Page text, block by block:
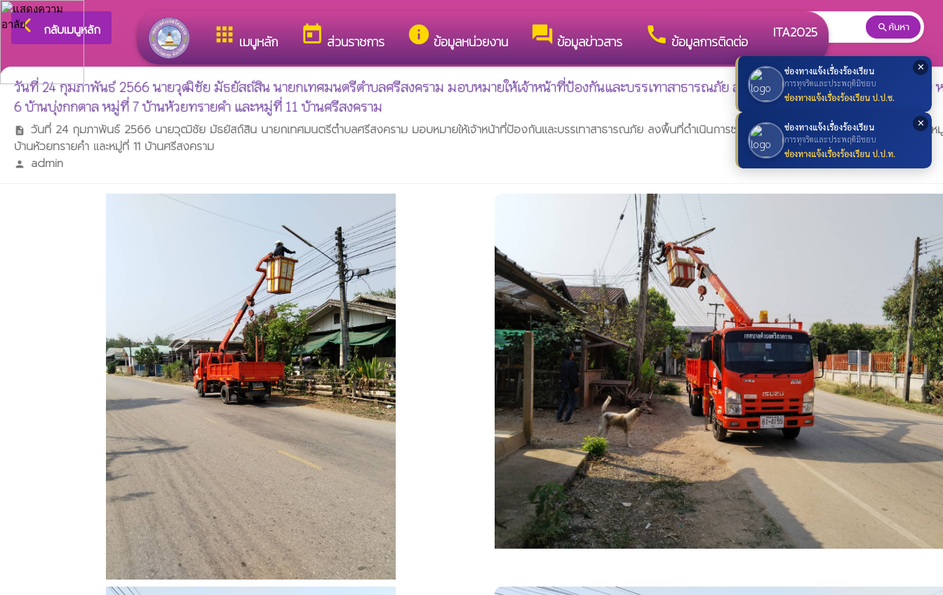
✕
ช่องทางแจ้งเรื่องร้องเรียน
การทุจริตและประพฤติมิชอบ
ช่องทางแจ้งเรื่องร้องเรียน ป.ป.ช.
✕
ช่องทางแจ้งเรื่องร้องเรียน
การทุจริตและประพฤติมิชอบ
ช่องทางแจ้งเรื่องร้องเรียน ป.ป.ท.
appsเมนูหลัก todayส่วนราชการ infoข้อมูลหน่วยงาน forumข้อมูลข่าวสาร callข้อมูลการติดต่อ
ITA2025
arrow_back_ios กลับเมนูหลัก ยินดีต้อนรับสู่เว็บไซต์ของ เทศบาลตำบลศรีสงคราม search ค้นหา
วันที่ 24 กุมภาพันธ์ 2566 นายวุฒิชัย มัธยัสถ์สิน นายกเทศมนตรีตำบลศรีสงคราม มอบหมายให้เจ้าหน้าที่ป้องกันและบรรเทาสาธารณภัย ลงพื้นที่ดำเนินการซ่อมไฟฟ้าส่องสว่าง
6 บ้านบุ่งกกตาล หมู่ที่ 7 บ้านห้วยทรายคำ และหมู่ที่ 11 บ้านศรีสงคราม
description
วันที่ 24 กุมภาพันธ์ 2566 นายวุฒิชัย มัธยัสถ์สิน นายกเทศมนตรีตำบลศรีสงคราม มอบหมายให้เจ้าหน้าที่ป้องกันและบรรเทาสาธารณภัย ลงพื้นที่ดำเนินการซ่อมไฟฟ้าส่องสว่าง หมู่ที่ 6 บ้านบุ่งกกตาล ห
บ้านห้วยทรายคำ และหมู่ที่ 11 บ้านศรีสงคราม
person admin